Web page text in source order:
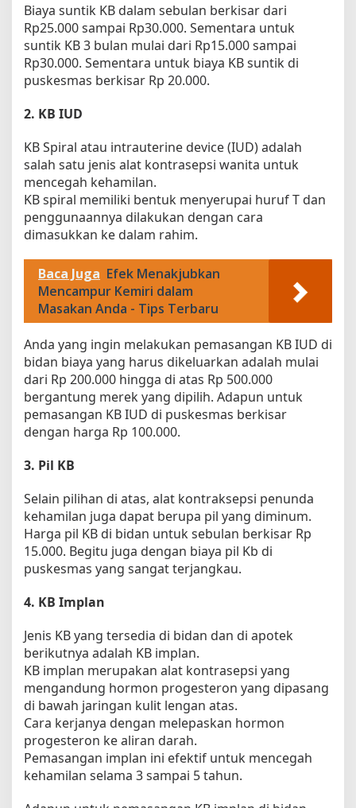
Biaya suntik KB dalam sebulan berkisar dari
Rp25.000 sampai Rp30.000. Sementara untuk
suntik KB 3 bulan mulai dari Rp15.000 sampai
Rp30.000. Sementara untuk biaya KB suntik di
puskesmas berkisar Rp 20.000.
2. KB IUD
KB Spiral atau intrauterine device (IUD) adalah
salah satu jenis alat kontrasepsi wanita untuk
mencegah kehamilan.
KB spiral memiliki bentuk menyerupai huruf T dan
penggunaannya dilakukan dengan cara
dimasukkan ke dalam rahim.
Baca Juga Efek Menakjubkan
Mencampur Kemiri dalam
Masakan Anda - Tips Terbaru
Anda yang ingin melakukan pemasangan KB IUD di
bidan biaya yang harus dikeluarkan adalah mulai
dari Rp 200.000 hingga di atas Rp 500.000
bergantung merek yang dipilih. Adapun untuk
pemasangan KB IUD di puskesmas berkisar
dengan harga Rp 100.000.
3. Pil KB
Selain pilihan di atas, alat kontraksepsi penunda
kehamilan juga dapat berupa pil yang diminum.
Harga pil KB di bidan untuk sebulan berkisar Rp
15.000. Begitu juga dengan biaya pil Kb di
puskesmas yang sangat terjangkau.
4. KB Implan
Jenis KB yang tersedia di bidan dan di apotek
berikutnya adalah KB implan.
KB implan merupakan alat kontrasepsi yang
mengandung hormon progesteron yang dipasang
di bawah jaringan kulit lengan atas.
Cara kerjanya dengan melepaskan hormon
progesteron ke aliran darah.
Pemasangan implan ini efektif untuk mencegah
kehamilan selama 3 sampai 5 tahun.